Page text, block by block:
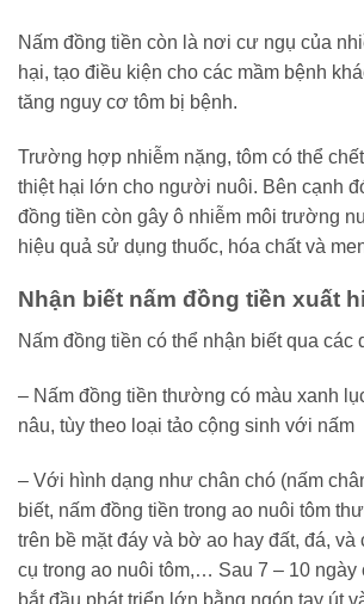
Nấm đồng tiền còn là nơi cư ngụ của
hại, tạo điều kiện cho các mầm bệnh
tăng nguy cơ tôm bị bệnh.
Trường hợp nhiễm nặng, tôm có thể
thiệt hại lớn cho người nuôi. Bên cạnh
đồng tiền còn gây ô nhiễm môi trường
hiệu quả sử dụng thuốc, hóa chất và
Nhận biết nấm đồng tiền xuất
Nấm đồng tiền có thể nhận biết qua các
– Nấm đồng tiền thường có màu xanh
nâu, tùy theo loại tảo cộng sinh với nấm
– Với hình dạng như chân chó (nấm
biết, nấm đồng tiền trong ao nuôi tôm
trên bề mặt đáy và bờ ao hay đất, đá, và
cụ trong ao nuôi tôm,… Sau 7 – 10 ngày
bắt đầu phát triển lớn bằng ngón tay út